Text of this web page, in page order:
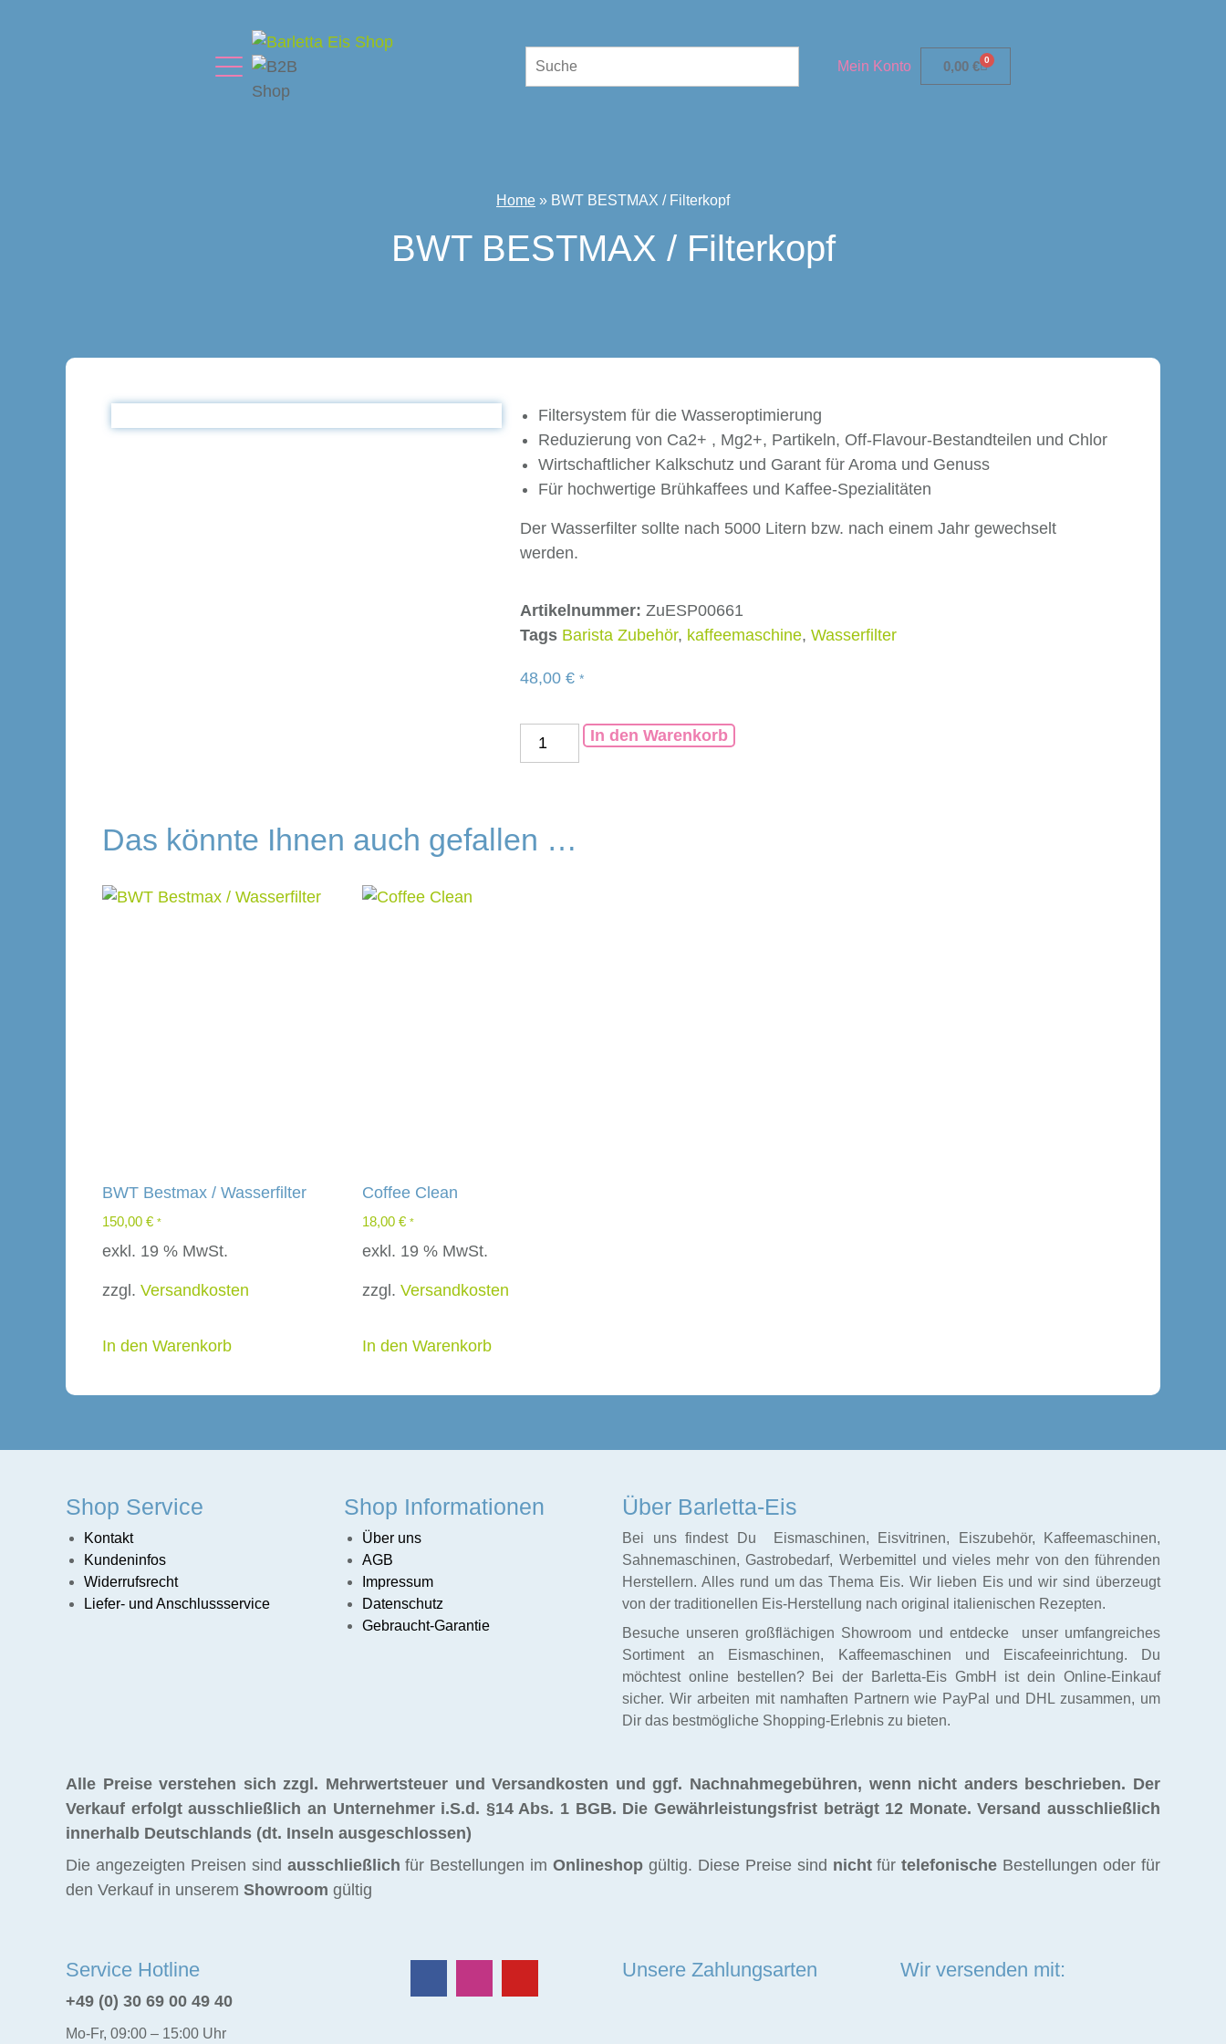
Mein Konto 0,00€ 0
Home » BWT BESTMAX / Filterkopf
BWT BESTMAX / Filterkopf
Filtersystem für die Wasseroptimierung
Reduzierung von Ca2+ , Mg2+, Partikeln, Off-Flavour-Bestandteilen und Chlor
Wirtschaftlicher Kalkschutz und Garant für Aroma und Genuss
Für hochwertige Brühkaffees und Kaffee-Spezialitäten
Der Wasserfilter sollte nach 5000 Litern bzw. nach einem Jahr gewechselt
werden.
Artikelnummer: ZuESP00661
Tags Barista Zubehör, kaffeemaschine, Wasserfilter
48,00 € *
In den Warenkorb
Das könnte Ihnen auch gefallen …
BWT Bestmax / Wasserfilter
150,00 € *
exkl. 19 % MwSt.
zzgl. Versandkosten
In den Warenkorb
Coffee Clean
18,00 € *
exkl. 19 % MwSt.
zzgl. Versandkosten
In den Warenkorb
Shop Service
Kontakt
Kundeninfos
Widerrufsrecht
Liefer- und Anschlussservice
Shop Informationen
Über uns
AGB
Impressum
Datenschutz
Gebraucht-Garantie
Über Barletta-Eis
Bei uns findest Du Eismaschinen, Eisvitrinen, Eiszubehör, Kaffeemaschinen,
Sahnemaschinen, Gastrobedarf, Werbemittel und vieles mehr von den führenden
Herstellern. Alles rund um das Thema Eis. Wir lieben Eis und wir sind überzeugt
von der traditionellen Eis-Herstellung nach original italienischen Rezepten.
Besuche unseren großflächigen Showroom und entdecke unser umfangreiches
Sortiment an Eismaschinen, Kaffeemaschinen und Eiscafeeinrichtung. Du
möchtest online bestellen? Bei der Barletta-Eis GmbH ist dein Online-Einkauf
sicher. Wir arbeiten mit namhaften Partnern wie PayPal und DHL zusammen, um
Dir das bestmögliche Shopping-Erlebnis zu bieten.
Alle Preise verstehen sich zzgl. Mehrwertsteuer und Versandkosten und ggf. Nachnahmegebühren, wenn nicht anders beschrieben. Der
Verkauf erfolgt ausschließlich an Unternehmer i.S.d. §14 Abs. 1 BGB. Die Gewährleistungsfrist beträgt 12 Monate.Versand ausschließlich
innerhalb Deutschlands (dt. Inseln ausgeschlossen)
Die angezeigten Preisen sind ausschließlich für Bestellungen imOnlineshop gültig. Diese Preise sind nichtfürtelefonische Bestellungen oder für
den Verkauf in unserem Showroom gültig
Service Hotline
+49 (0) 30 69 00 49 40
Mo-Fr, 09:00 – 15:00 Uhr
Unsere Zahlungsarten Wir versenden mit: